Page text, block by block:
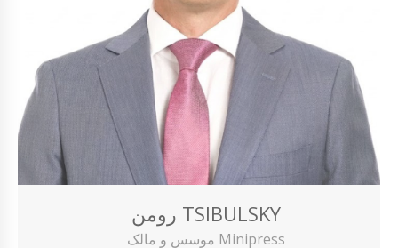
رومن TSIBULSKY
موسس و مالک Minipress